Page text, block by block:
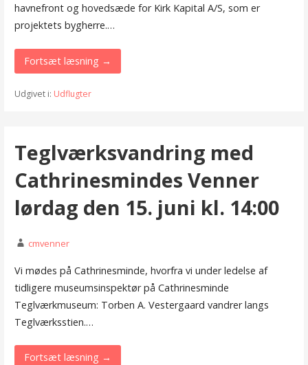
havnefront og hovedsæde for Kirk Kapital A/S, som er
projektets bygherre.…
Fortsæt læsning →
Udgivet i: Udflugter
Teglværksvandring med
Cathrinesmindes Venner
lørdag den 15. juni kl. 14:00
cmvenner
Vi mødes på Cathrinesminde, hvorfra vi under ledelse af
tidligere museumsinspektør på Cathrinesminde
Teglværkmuseum: Torben A. Vestergaard vandrer langs
Teglværksstien.…
Fortsæt læsning →